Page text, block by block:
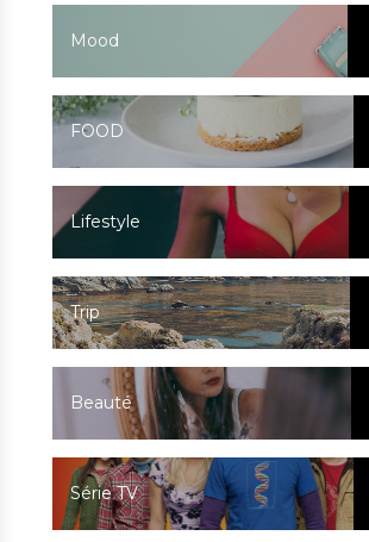
Mood
FOOD
Lifestyle
Trip
Beauté
Série TV